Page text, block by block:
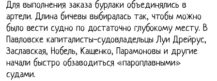
Для выполнения заказа бурлаки объединялись в
артели. Длина бичевы выбиралась так, чтобы можно
было вести судно по достаточно глубокому месту. В
Павловске капиталисты-судовладельцы Луи Дрейрус,
Заславская, Нобель, Кащенко, Парамоновы и другие
начали быстро обзаводиться «пароплавными»
судами.